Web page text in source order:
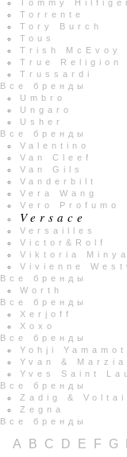
Tommy
Torrente
Tory Burch
Tous
Trish McEvoy
True Religion
Trussardi
Все бренды
Umbro
Ungaro
Usher
Все бренды
Valentino
Van Cleef
Van Gils
Vanderbilt
Vera Wang
Vero Profumo
Versace
Versailles
Victor&Rolf
Viktoria Minya
Vivienne
Все бренды
Worth
Все бренды
Xerjoff
Xoxo
Все бренды
Yohji
Yvan & Marzia
Yves Saint
Все бренды
Zadig &
Zegna
Все бренды
A B C D E F G